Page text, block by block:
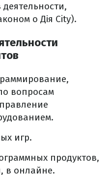
о Дія City).
вопросам
игр.
продуктов,
в онлайне.